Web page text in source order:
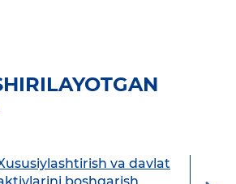
va davlat
boshqarish